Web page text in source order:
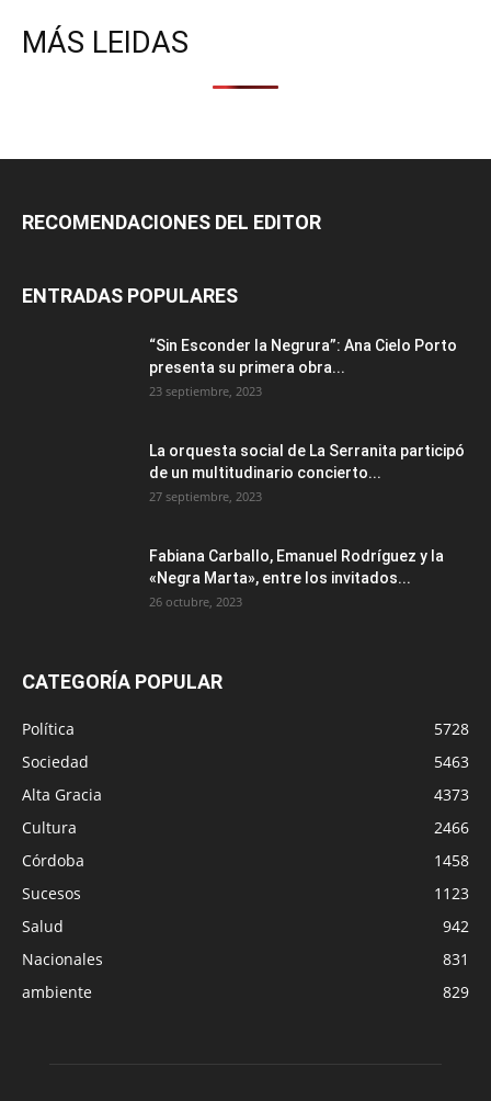
MÁS LEIDAS
RECOMENDACIONES DEL EDITOR
ENTRADAS POPULARES
“Sin Esconder la Negrura”: Ana Cielo Porto
presenta su primera obra...
23 septiembre, 2023
La orquesta social de La Serranita participó
de un multitudinario concierto...
27 septiembre, 2023
Fabiana Carballo, Emanuel Rodríguez y la
«Negra Marta», entre los invitados...
26 octubre, 2023
CATEGORÍA POPULAR
Política
5728
Sociedad
5463
Alta Gracia
4373
Cultura
2466
Córdoba
1458
Sucesos
1123
Salud
942
Nacionales
831
ambiente
829